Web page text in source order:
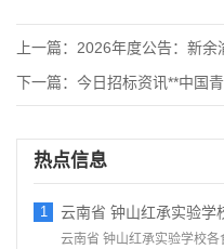
上一篇： 2026年度公告：新余渝供
下一篇： 今日招标资讯**中国青少
热点信息
1 云南省 钟山红承实验学
云南省 钟山红承实验学校